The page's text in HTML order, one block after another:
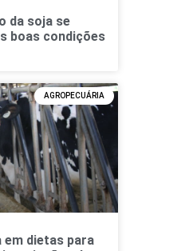
da soja se
boas condições
AGROPECUÁRIA
em dietas para